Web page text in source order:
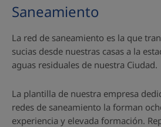
Saneamiento
La red de saneamiento es la que
sucias desde nuestras casas a la
aguas residuales de nuestra Ciudad.
La plantilla de nuestra empresa
redes de saneamiento la forman
experiencia y elevada formación.